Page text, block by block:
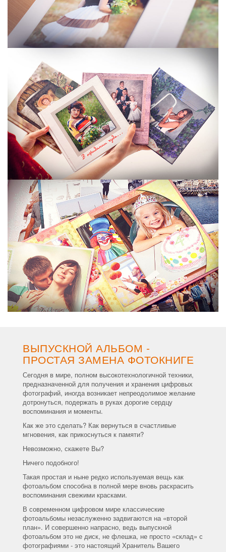
ВЫПУСКНОЙ АЛЬБОМ -
ПРОСТАЯ ЗАМЕНА ФОТОКНИГЕ
Сегодня в мире, полном высокотехнологичной техники,
предназначенной для получения и хранения цифровых
фотографий, иногда возникает непреодолимое желание
дотронуться, подержать в руках дорогие сердцу
воспоминания и моменты.
Как же это сделать? Как вернуться в счастливые
мгновения, как прикоснуться к памяти?
Невозможно, скажете Вы?
Ничего подобного!
Такая простая и ныне редко используемая вещь как
фотоальбом способна в полной мере вновь раскрасить
воспоминания свежими красками.
В современном цифровом мире классические
фотоальбомы незаслуженно задвигаются на «второй
план». И совершенно напрасно, ведь выпускной
фотоальбом это не диск, не флешка, не просто «склад» с
фотографиями - это настоящий Хранитель Вашего